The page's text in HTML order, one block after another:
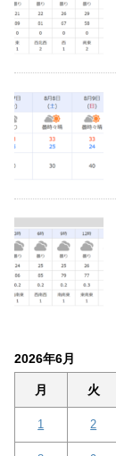
2026年6月
月 火
1 2